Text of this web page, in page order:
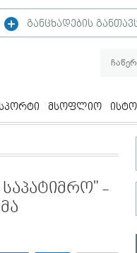
განცხადების
სპორტი მსოფლიო
-